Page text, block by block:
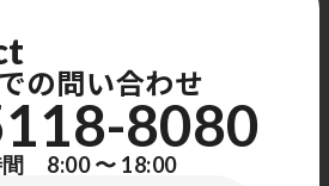
の問い合わせ
8080
間 8:00 〜 18:00